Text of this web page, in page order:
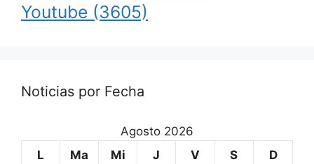
Youtube (3605)
Noticias por Fecha
Agosto 2026
L
Ma Mi J V S D